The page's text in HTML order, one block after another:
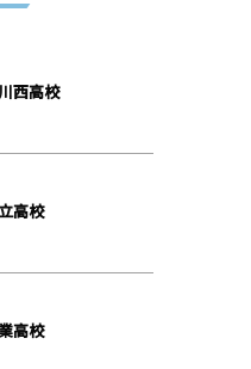
西高校
高校
高校